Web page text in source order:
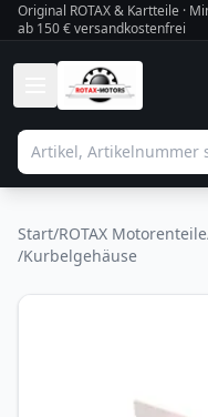
Original ROTAX & Kartteile ·
ab 150 € versandkostenfrei
Start/ROTAX Motorenteile
/Kurbelgehäuse